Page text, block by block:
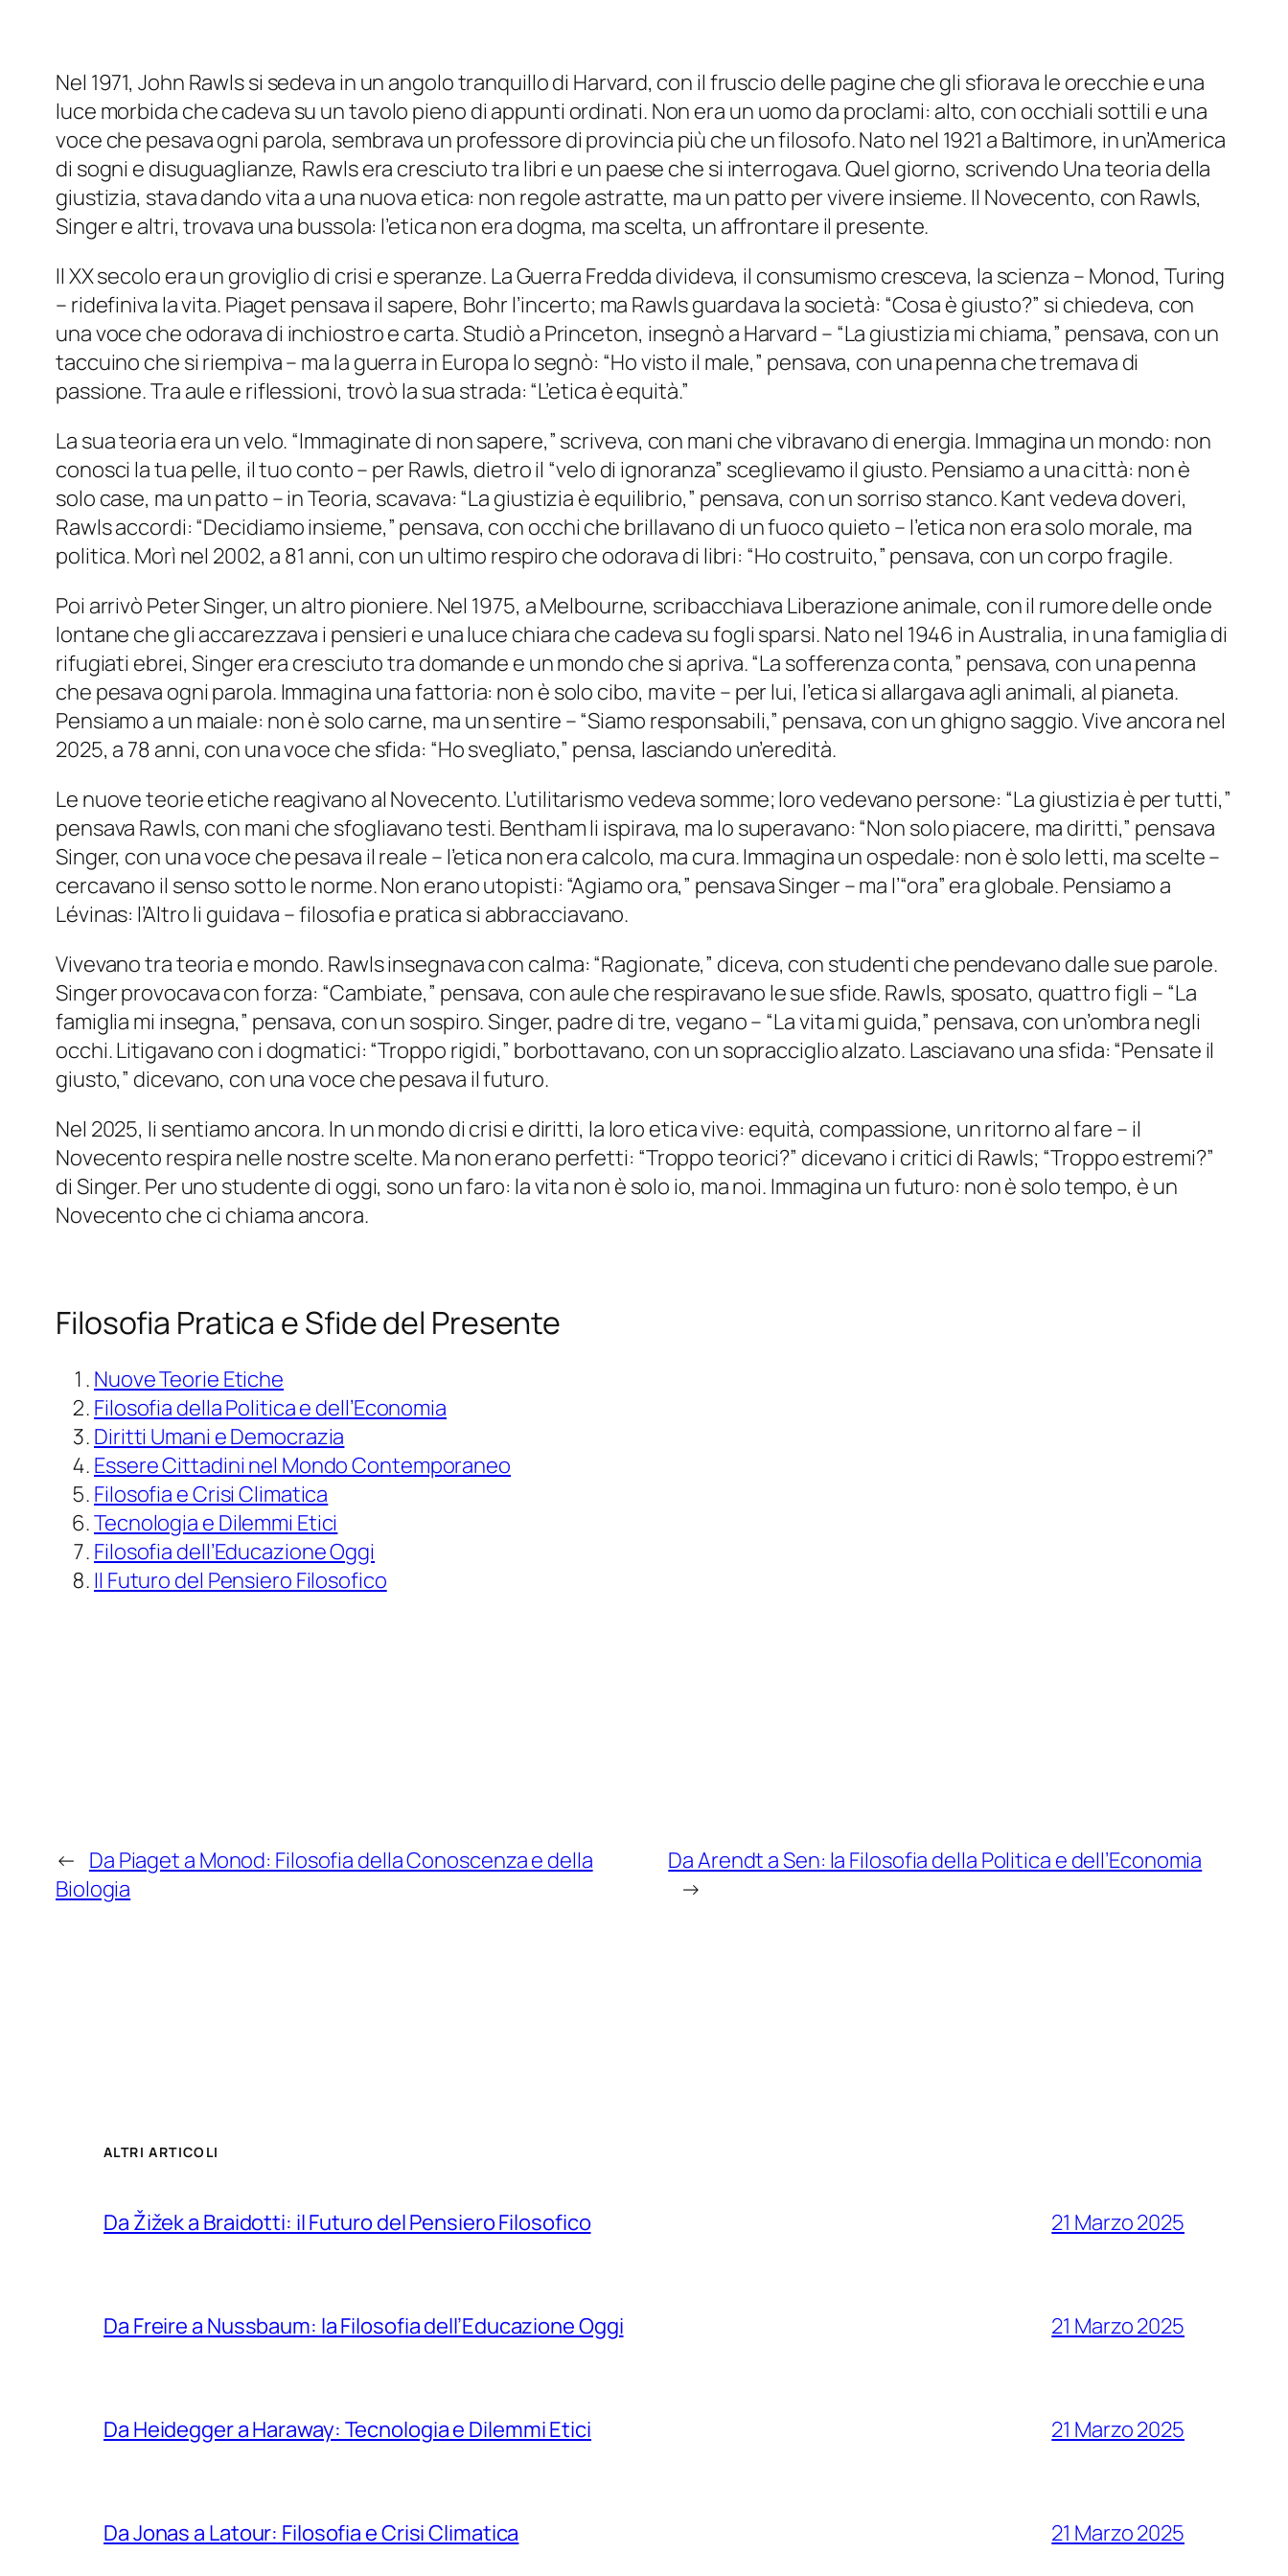
Nel 1971, John Rawls si sedeva in un angolo tranquillo di Harvard, con il fruscio delle pagine che gli sfiorava le orecchie e una
luce morbida che cadeva su un tavolo pieno di appunti ordinati. Non era un uomo da proclami: alto, con occhiali sottili e una
voce che pesava ogni parola, sembrava un professore di provincia più che un filosofo. Nato nel 1921 a Baltimore, in un’America
di sogni e disuguaglianze, Rawls era cresciuto tra libri e un paese che si interrogava. Quel giorno, scrivendo Una teoria della
giustizia, stava dando vita a una nuova etica: non regole astratte, ma un patto per vivere insieme. Il Novecento, con Rawls,
Singer e altri, trovava una bussola: l’etica non era dogma, ma scelta, un affrontare il presente.
Il XX secolo era un groviglio di crisi e speranze. La Guerra Fredda divideva, il consumismo cresceva, la scienza – Monod, Turing
– ridefiniva la vita. Piaget pensava il sapere, Bohr l’incerto; ma Rawls guardava la società: “Cosa è giusto?” si chiedeva, con
una voce che odorava di inchiostro e carta. Studiò a Princeton, insegnò a Harvard – “La giustizia mi chiama,” pensava, con un
taccuino che si riempiva – ma la guerra in Europa lo segnò: “Ho visto il male,” pensava, con una penna che tremava di
passione. Tra aule e riflessioni, trovò la sua strada: “L’etica è equità.”
La sua teoria era un velo. “Immaginate di non sapere,” scriveva, con mani che vibravano di energia. Immagina un mondo: non
conosci la tua pelle, il tuo conto – per Rawls, dietro il “velo di ignoranza” sceglievamo il giusto. Pensiamo a una città: non è
solo case, ma un patto – in Teoria, scavava: “La giustizia è equilibrio,” pensava, con un sorriso stanco. Kant vedeva doveri,
Rawls accordi: “Decidiamo insieme,” pensava, con occhi che brillavano di un fuoco quieto – l’etica non era solo morale, ma
politica. Morì nel 2002, a 81 anni, con un ultimo respiro che odorava di libri: “Ho costruito,” pensava, con un corpo fragile.
Poi arrivò Peter Singer, un altro pioniere. Nel 1975, a Melbourne, scribacchiava Liberazione animale, con il rumore delle onde
lontane che gli accarezzava i pensieri e una luce chiara che cadeva su fogli sparsi. Nato nel 1946 in Australia, in una famiglia di
rifugiati ebrei, Singer era cresciuto tra domande e un mondo che si apriva. “La sofferenza conta,” pensava, con una penna
che pesava ogni parola. Immagina una fattoria: non è solo cibo, ma vite – per lui, l’etica si allargava agli animali, al pianeta.
Pensiamo a un maiale: non è solo carne, ma un sentire – “Siamo responsabili,” pensava, con un ghigno saggio. Vive ancora nel
2025, a 78 anni, con una voce che sfida: “Ho svegliato,” pensa, lasciando un’eredità.
Le nuove teorie etiche reagivano al Novecento. L’utilitarismo vedeva somme; loro vedevano persone: “La giustizia è per tutti,”
pensava Rawls, con mani che sfogliavano testi. Bentham li ispirava, ma lo superavano: “Non solo piacere, ma diritti,” pensava
Singer, con una voce che pesava il reale – l’etica non era calcolo, ma cura. Immagina un ospedale: non è solo letti, ma scelte –
cercavano il senso sotto le norme. Non erano utopisti: “Agiamo ora,” pensava Singer – ma l’“ora” era globale. Pensiamo a
Lévinas: l’Altro li guidava – filosofia e pratica si abbracciavano.
Vivevano tra teoria e mondo. Rawls insegnava con calma: “Ragionate,” diceva, con studenti che pendevano dalle sue parole.
Singer provocava con forza: “Cambiate,” pensava, con aule che respiravano le sue sfide. Rawls, sposato, quattro figli – “La
famiglia mi insegna,” pensava, con un sospiro. Singer, padre di tre, vegano – “La vita mi guida,” pensava, con un’ombra negli
occhi. Litigavano con i dogmatici: “Troppo rigidi,” borbottavano, con un sopracciglio alzato. Lasciavano una sfida: “Pensate il
giusto,” dicevano, con una voce che pesava il futuro.
Nel 2025, li sentiamo ancora. In un mondo di crisi e diritti, la loro etica vive: equità, compassione, un ritorno al fare – il
Novecento respira nelle nostre scelte. Ma non erano perfetti: “Troppo teorici?” dicevano i critici di Rawls; “Troppo estremi?”
di Singer. Per uno studente di oggi, sono un faro: la vita non è solo io, ma noi. Immagina un futuro: non è solo tempo, è un
Novecento che ci chiama ancora.
Filosofia Pratica e Sfide del Presente
Nuove Teorie Etiche
Filosofia della Politica e dell’Economia
Diritti Umani e Democrazia
Essere Cittadini nel Mondo Contemporaneo
Filosofia e Crisi Climatica
Tecnologia e Dilemmi Etici
Filosofia dell’Educazione Oggi
Il Futuro del Pensiero Filosofico
← Da Piaget a Monod: Filosofia della Conoscenza e della
Biologia
Da Arendt a Sen: la Filosofia della Politica e dell’Economia
→
ALTRI ARTICOLI
Da Žižek a Braidotti: il Futuro del Pensiero Filosofico 21 Marzo 2025
Da Freire a Nussbaum: la Filosofia dell’Educazione Oggi 21 Marzo 2025
Da Heidegger a Haraway: Tecnologia e Dilemmi Etici 21 Marzo 2025
Da Jonas a Latour: Filosofia e Crisi Climatica 21 Marzo 2025